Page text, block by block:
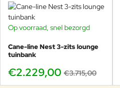
-40%
Op voorraad, snel bezorgd
Cane-line Nest 3-zits lounge
tuinbank
€2.229,00 €3.715,00